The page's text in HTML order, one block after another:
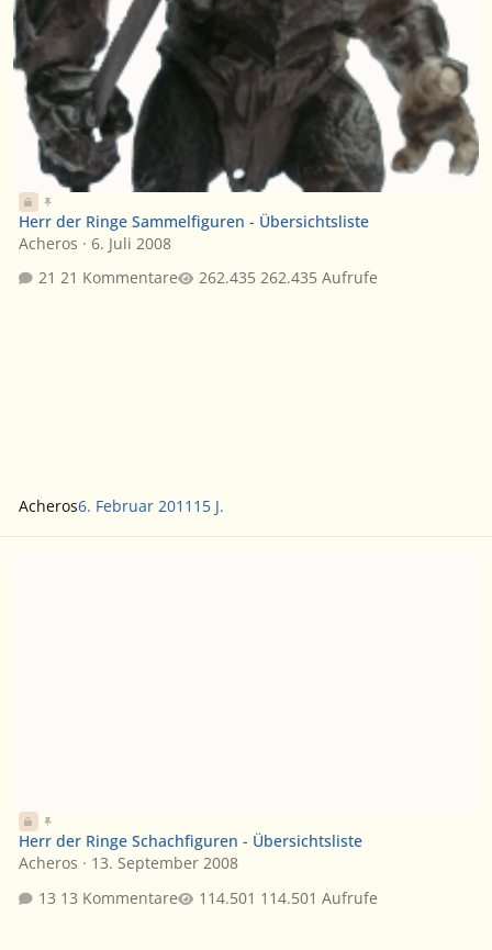
Herr der Ringe Sammelfiguren - Übersichtsliste
Acheros · 6. Juli 2008
21 Kommentare
262.435 Aufrufe
Acheros6. Februar 2011 15 J.
Herr der Ringe Schachfiguren - Übersichtsliste
Acheros · 13. September 2008
13 Kommentare
114.501 Aufrufe